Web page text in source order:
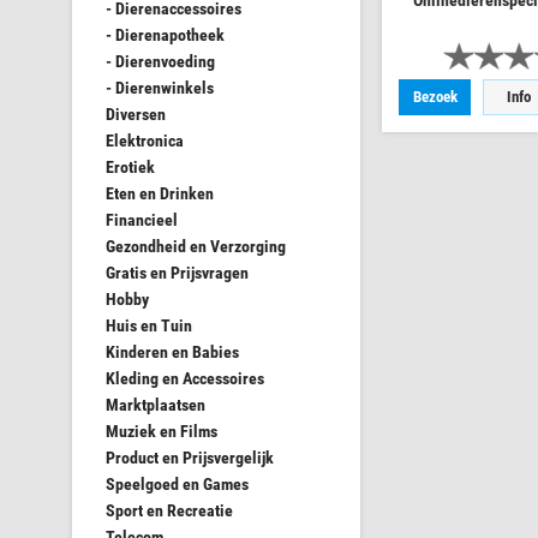
- Dierenaccessoires
- Dierenapotheek
- Dierenvoeding
- Dierenwinkels
Diversen
Elektronica
Erotiek
Eten en Drinken
Financieel
Gezondheid en Verzorging
Gratis en Prijsvragen
Hobby
Huis en Tuin
Kinderen en Babies
Kleding en Accessoires
Marktplaatsen
Muziek en Films
Product en Prijsvergelijk
Speelgoed en Games
Sport en Recreatie
Bezoek Info